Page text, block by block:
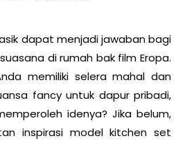
dapat menjadi jawaban bagi
di rumah bak film Eropa.
memiliki selera mahal dan
fancy untuk dapur pribadi,
idenya? Jika belum,
inspirasi model kitchen set